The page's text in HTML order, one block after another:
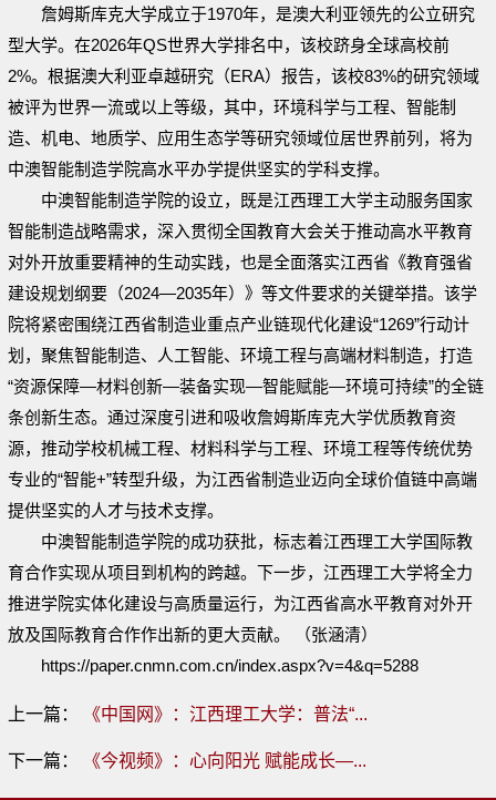
詹姆斯库克大学成立于1970年，是澳大利亚领先的公立研究
型大学。在2026年QS世界大学排名中，该校跻身全球高校前
2%。根据澳大利亚卓越研究（ERA）报告，该校83%的研究领域
被评为世界一流或以上等级，其中，环境科学与工程、智能制
造、机电、地质学、应用生态学等研究领域位居世界前列，将为
中澳智能制造学院高水平办学提供坚实的学科支撑。
中澳智能制造学院的设立，既是江西理工大学主动服务国家
智能制造战略需求，深入贯彻全国教育大会关于推动高水平教育
对外开放重要精神的生动实践，也是全面落实江西省《教育强省
建设规划纲要（2024—2035年）》等文件要求的关键举措。该学
院将紧密围绕江西省制造业重点产业链现代化建设“1269”行动计
划，聚焦智能制造、人工智能、环境工程与高端材料制造，打造
“资源保障—材料创新—装备实现—智能赋能—环境可持续”的全链
条创新生态。通过深度引进和吸收詹姆斯库克大学优质教育资
源，推动学校机械工程、材料科学与工程、环境工程等传统优势
专业的“智能+”转型升级，为江西省制造业迈向全球价值链中高端
提供坚实的人才与技术支撑。
中澳智能制造学院的成功获批，标志着江西理工大学国际教
育合作实现从项目到机构的跨越。下一步，江西理工大学将全力
推进学院实体化建设与高质量运行，为江西省高水平教育对外开
放及国际教育合作作出新的更大贡献。 （张涵清）
https://paper.cnmn.com.cn/index.aspx?v=4&q=5288
上一篇： 《中国网》：江西理工大学：普法“...
下一篇： 《今视频》：心向阳光 赋能成长—...